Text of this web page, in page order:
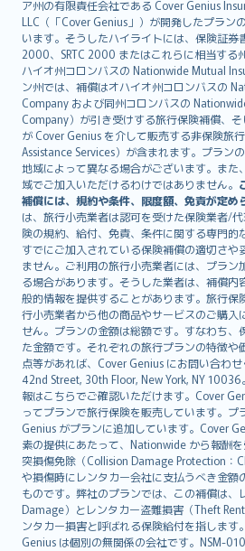
ア州の有限責任会社である Cover Genius
LLC（「Cover Genius」）が開発したプラン
います。そうしたハイライトには、保険証券
2000、SRTC 2000 またはこれらに相当する
ハイオ州コロンバスの Nationwide Mutual
ン州では、補償はオハイオ州コロンバスの
Company および同州コロンバスの
Company）が引き受けする旅行保険補償、
が Cover Genius を介して販売する非保険旅
Assistance Services）が含まれます。プラン
地域によって異なる場合がございます。また
域でご加入いただけるわけではありません。
補償には、規約や条件、限度額、免責が定め
は、旅行小売業者は認可を受けた保険業者/
険の規約、給付、免責、条件に関する専門的
すでにご加入されている保険補償の適切さや
ません。ご利用の旅行小売業者には、プラン
る場合があります。そうした業者は、補償内
般的情報を提供することがあります。旅行保
行小売業者から他の商品やサービスのご購入
せん。プランの金額は総額です。すなわち、
た金額です。それぞれの旅行プランの特徴や
点等があれば、Cover Genius にお問い合わ
42nd Street, 30th Floor, New York, NY
報はこちらでご確認いただけます。Cover
ってプランで旅行保険を販売しています。プ
Genius がプランに追加しています。Cover
素の提供にあたって、Nationwide から報酬
突損傷免除（Collision Damage Protection：
や損傷時にレンタカー会社に支払うべき金額
ものです。弊社のプランでは、この補償は、
Damage）とレンタカー盗難損害（Theft
ンタカー損害と呼ばれる保険給付を指しま
Genius は個別の無関係の会社です。NSM-
català
Hrvatski
eesti
Ελληνικά
Magyar
Íslenska
Bahasa Indonesia
latviešu
Lietuviškai
Bahasa Melayu
Română
српски
Slovensky
Slovenščina
Українська
Tiếng Việt